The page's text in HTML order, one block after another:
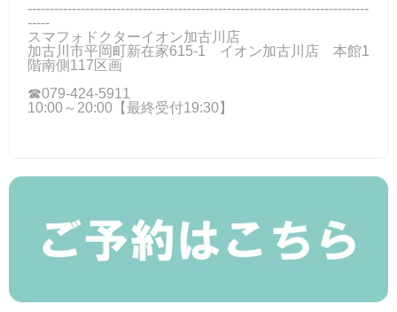
-----------------------------------------------------------------------------
-----
スマフォドクターイオン加古川店
加古川市平岡町新在家615-1 イオン加古川店 本館1
階南側117区画
☎079-424‐5911
10:00～20:00【最終受付19:30】